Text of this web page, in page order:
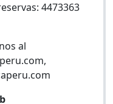
4473363
al
,